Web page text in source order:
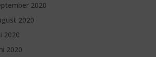
2020
2020
2020
2020